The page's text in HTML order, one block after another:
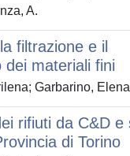
A.
filtrazione e il
dei materiali fini
Garbarino, Elena
rifiuti da C&D e
di Torino